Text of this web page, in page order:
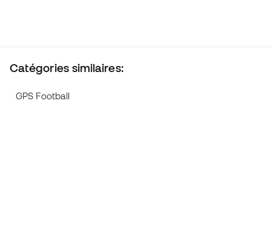
Catégories similaires:
GPS Football